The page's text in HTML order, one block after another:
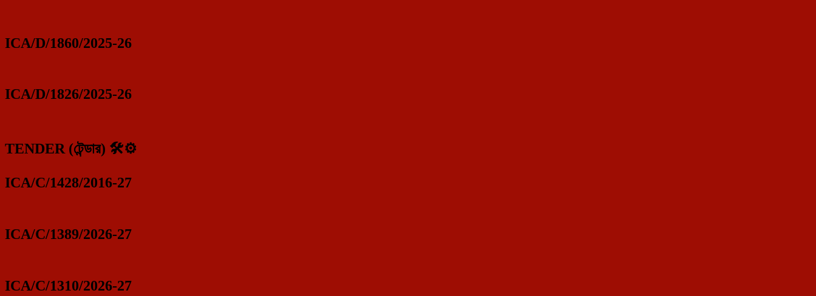
ICA/D/1860/2025-26
ICA/D/1826/2025-26
TENDER (টেন্ডার) 🛠️⚙️
ICA/C/1428/2016-27
ICA/C/1389/2026-27
ICA/C/1310/2026-27